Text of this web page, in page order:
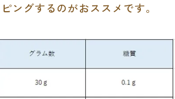
ングするのがおススメです。